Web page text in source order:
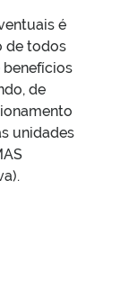
é
de todos
benefícios
de
unidades